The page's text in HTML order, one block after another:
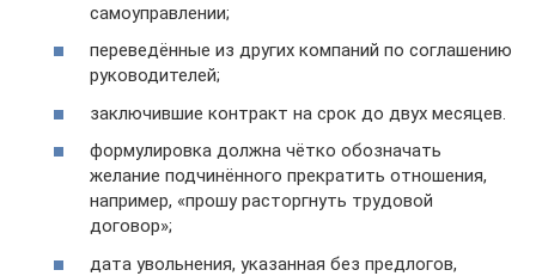
самоуправлении;
переведённые из других компаний по соглашению
руководителей;
заключившие контракт на срок до двух месяцев.
формулировка должна чётко обозначать
желание подчинённого прекратить отношения,
например, «прошу расторгнуть трудовой
договор»;
дата увольнения, указанная без предлогов,